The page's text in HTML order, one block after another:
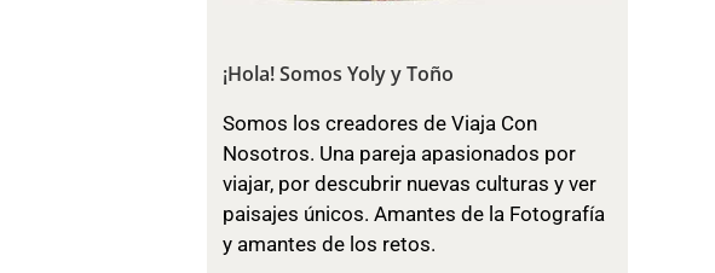
¡Hola! Somos Yoly y Toño
Somos los creadores de Viaja Con
Nosotros. Una pareja apasionados por
viajar, por descubrir nuevas culturas y ver
paisajes únicos. Amantes de la Fotografía
y amantes de los retos.